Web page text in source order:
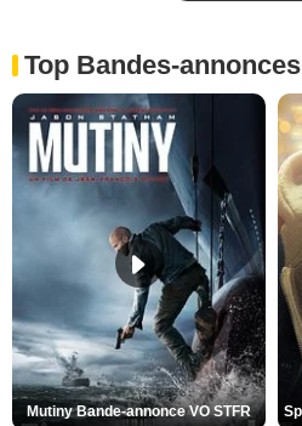
Top Bandes-annonces
Mutiny Bande-annonce VO STFR